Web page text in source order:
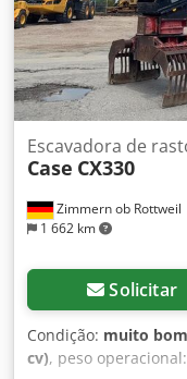
Zimmern ob Rottweil
1 662 km
Escavadora de
Case CX330
Solicitar
Condição: muito
cv), peso operacional: